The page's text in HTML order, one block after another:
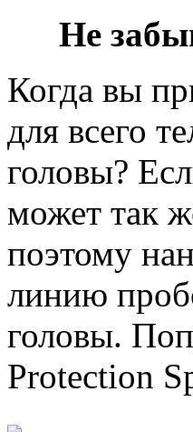
Не
Когда вы
для всего
головы?
может так
поэтому
линию
головы.
Protection